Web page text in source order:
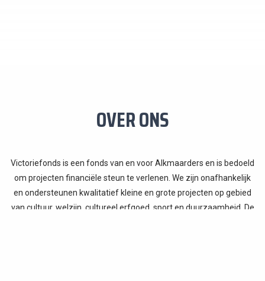
OVER ONS
Victoriefonds is een fonds van en voor Alkmaarders en is bedoeld
om projecten financiële steun te verlenen. We zijn onafhankelijk
en ondersteunen kwalitatief kleine en grote projecten op gebied
van cultuur, welzijn, cultureel erfgoed, sport en duurzaamheid. De